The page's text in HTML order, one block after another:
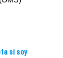
si soy